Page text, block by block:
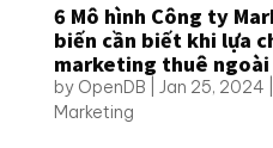
6 Mô hình Công ty
biến cần biết khi lựa
marketing thuê ngoài
by OpenDB Jan 25, 2024
Marketing